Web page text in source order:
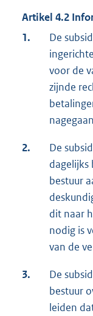
Artikel 4.2
1.
De
voor de
zijnde
2.
De
dagelijks
bestuur
dit naar
nodig is
van de
3.
De
bestuur
leiden